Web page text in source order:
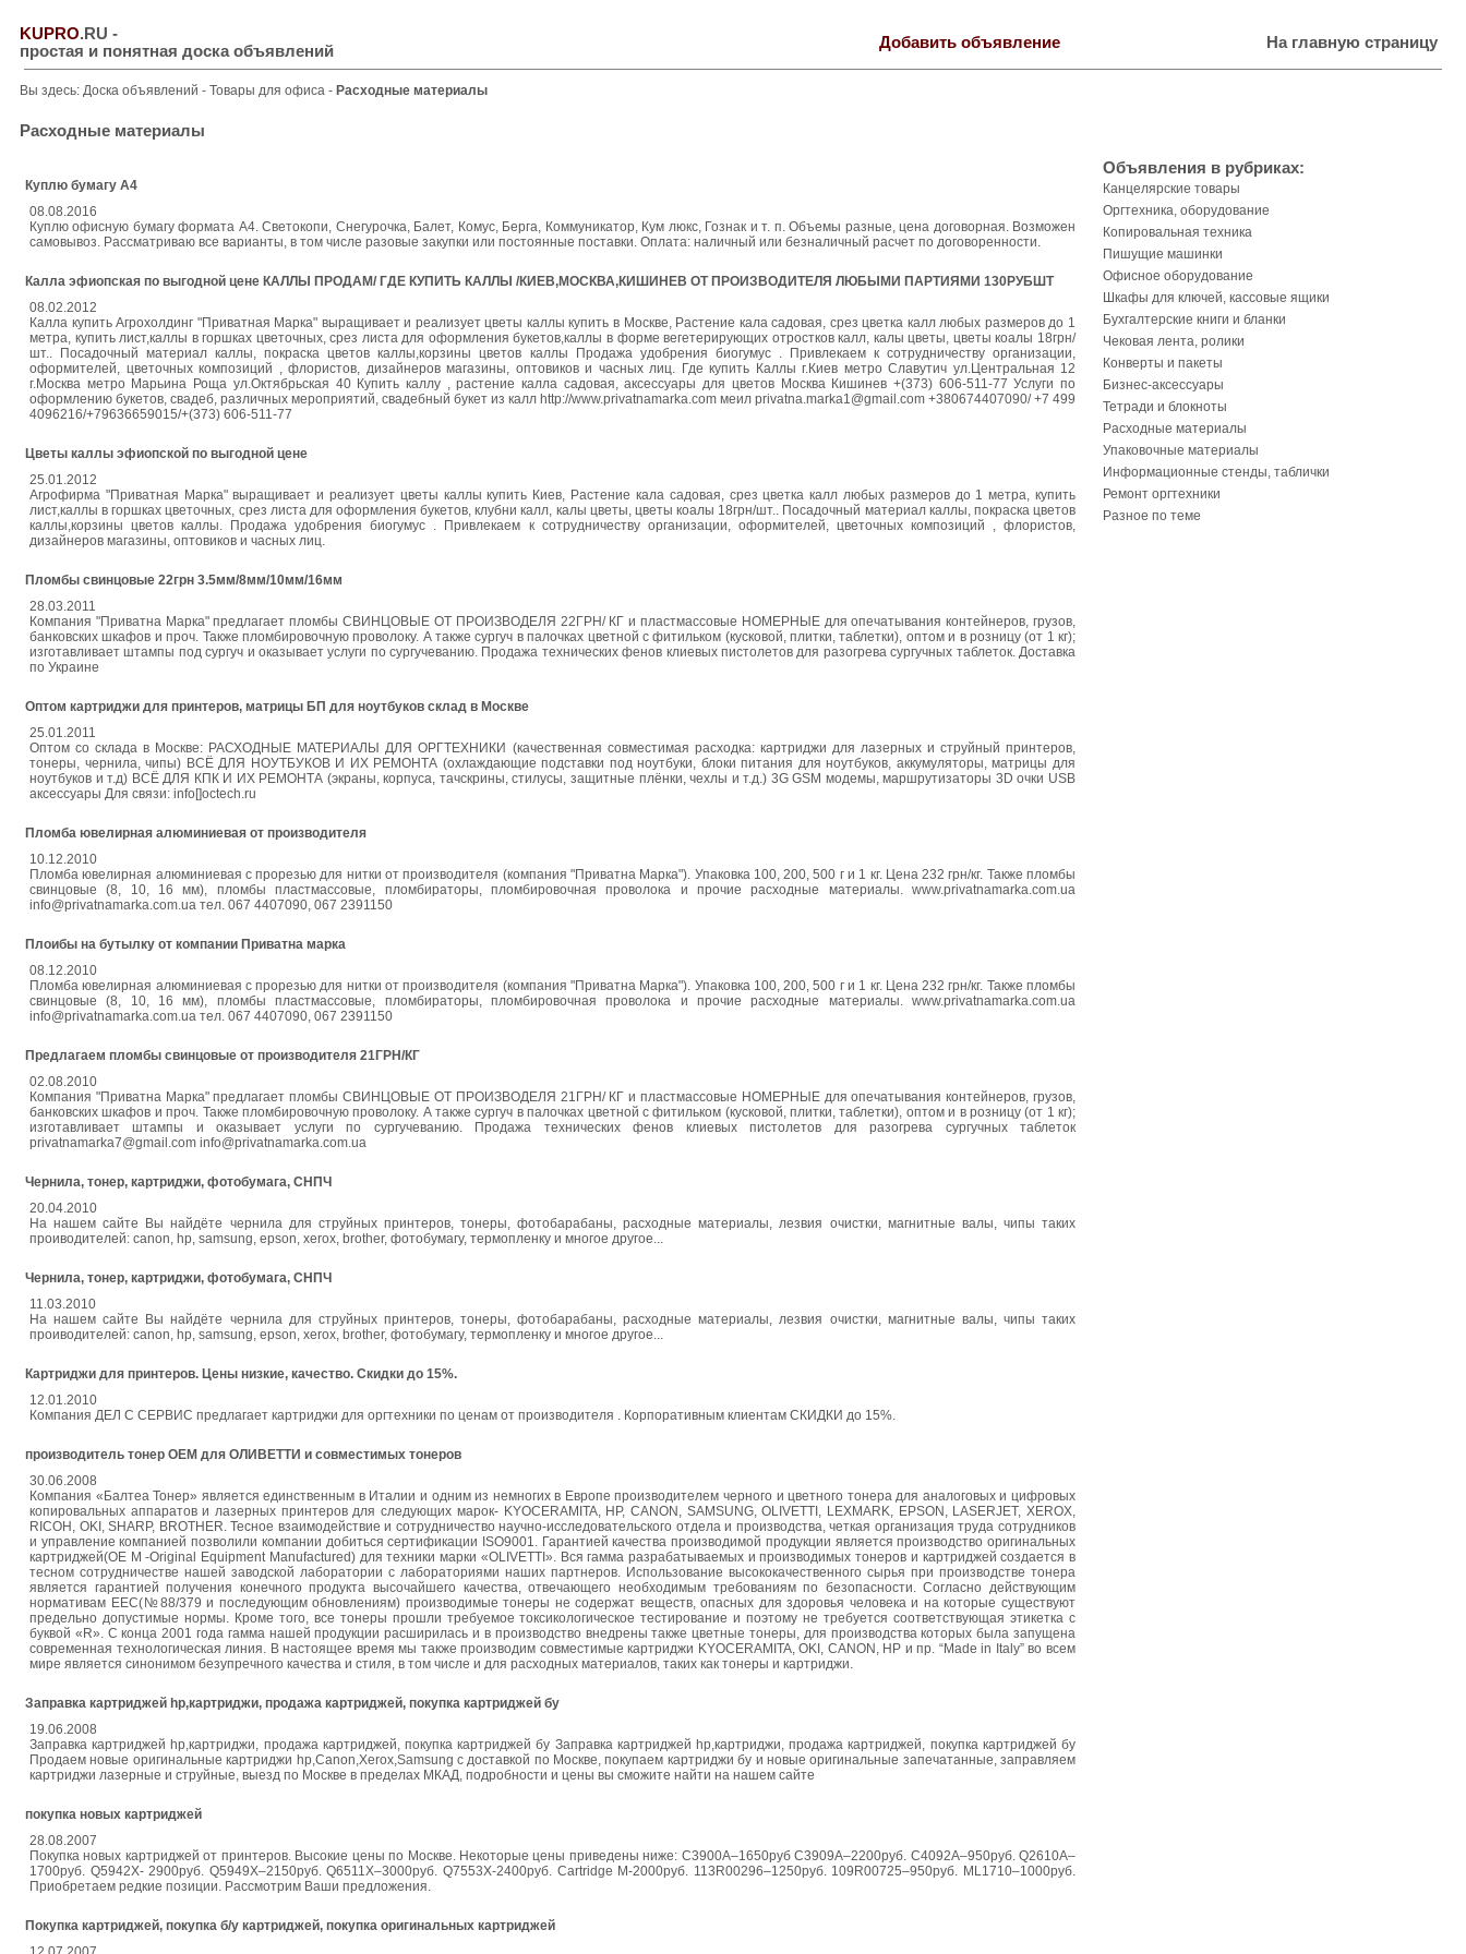
KUPRO.RU -
простая и понятная доска объявлений
Добавить объявление На главную страницу
Вы здесь: Доска объявлений - Товары для офиса - Расходные материалы
Расходные материалы
Куплю бумагу А4
08.08.2016
Куплю офисную бумагу формата А4. Светокопи, Снегурочка, Балет, Комус, Берга, Коммуникатор, Кум люкс, Гознак и т. п. Объемы разные, цена договорная. Возможен
самовывоз. Рассматриваю все варианты, в том числе разовые закупки или постоянные поставки. Оплата: наличный или безналичный расчет по договоренности.
Калла эфиопская по выгодной цене КАЛЛЫ ПРОДАМ/ ГДЕ КУПИТЬ КАЛЛЫ /КИЕВ,МОСКВА,КИШИНЕВ ОТ ПРОИЗВОДИТЕЛЯ ЛЮБЫМИ ПАРТИЯМИ 130РУБШТ
08.02.2012
Калла купить Агрохолдинг "Приватная Марка" выращивает и реализует цветы каллы купить в Москве, Растение кала садовая, срез цветка калл любых размеров до 1
метра, купить лист,каллы в горшках цветочных, срез листа для оформления букетов,каллы в форме вегетерирующих отростков калл, калы цветы, цветы коалы 18грн/
шт.. Посадочный материал каллы, покраска цветов каллы,корзины цветов каллы Продажа удобрения биогумус . Привлекаем к сотрудничеству организации,
оформителей, цветочных композиций , флористов, дизайнеров магазины, оптовиков и часных лиц. Где купить Каллы г.Киев метро Славутич ул.Центральная 12
г.Москва метро Марьина Роща ул.Октябрьская 40 Купить каллу , растение калла садовая, аксессуары для цветов Москва Кишинев +(373) 606-511-77 Услуги по
оформлению букетов, свадеб, различных мероприятий, свадебный букет из калл http://www.privatnamarka.com меил privatna.marka1@gmail.com +380674407090/ +7 499
4096216/+79636659015/+(373) 606-511-77
Цветы каллы эфиопской по выгодной цене
25.01.2012
Агрофирма "Приватная Марка" выращивает и реализует цветы каллы купить Киев, Растение кала садовая, срез цветка калл любых размеров до 1 метра, купить
лист,каллы в горшках цветочных, срез листа для оформления букетов, клубни калл, калы цветы, цветы коалы 18грн/шт.. Посадочный материал каллы, покраска цветов
каллы,корзины цветов каллы. Продажа удобрения биогумус . Привлекаем к сотрудничеству организации, оформителей, цветочных композиций , флористов,
дизайнеров магазины, оптовиков и часных лиц.
Пломбы свинцовые 22грн 3.5мм/8мм/10мм/16мм
28.03.2011
Компания "Приватна Марка" предлагает пломбы СВИНЦОВЫЕ ОТ ПРОИЗВОДЕЛЯ 22ГРН/ КГ и пластмассовые НОМЕРНЫЕ для опечатывания контейнеров, грузов,
банковских шкафов и проч. Также пломбировочную проволоку. А также сургуч в палочках цветной с фитильком (кусковой, плитки, таблетки), оптом и в розницу (от 1 кг);
изготавливает штампы под сургуч и оказывает услуги по сургучеванию. Продажа технических фенов клиевых пистолетов для разогрева сургучных таблеток. Доставка
по Украине
Оптом картриджи для принтеров, матрицы БП для ноутбуков склад в Москве
25.01.2011
Оптом со склада в Москве: РАСХОДНЫЕ МАТЕРИАЛЫ ДЛЯ ОРГТЕХНИКИ (качественная совместимая расходка: картриджи для лазерных и струйный принтеров,
тонеры, чернила, чипы) ВСЁ ДЛЯ НОУТБУКОВ И ИХ РЕМОНТА (охлаждающие подставки под ноутбуки, блоки питания для ноутбуков, аккумуляторы, матрицы для
ноутбуков и т.д) ВСЁ ДЛЯ КПК И ИХ РЕМОНТА (экраны, корпуса, тачскрины, стилусы, защитные плёнки, чехлы и т.д.) 3G GSM модемы, маршрутизаторы 3D очки USB
аксессуары Для связи: info[]octech.ru
Пломба ювелирная алюминиевая от производителя
10.12.2010
Пломба ювелирная алюминиевая с прорезью для нитки от производителя (компания "Приватна Марка"). Упаковка 100, 200, 500 г и 1 кг. Цена 232 грн/кг. Также пломбы
свинцовые (8, 10, 16 мм), пломбы пластмассовые, пломбираторы, пломбировочная проволока и прочие расходные материалы. www.privatnamarka.com.ua
info@privatnamarka.com.ua тел. 067 4407090, 067 2391150
Плоибы на бутылку от компании Приватна марка
08.12.2010
Пломба ювелирная алюминиевая с прорезью для нитки от производителя (компания "Приватна Марка"). Упаковка 100, 200, 500 г и 1 кг. Цена 232 грн/кг. Также пломбы
свинцовые (8, 10, 16 мм), пломбы пластмассовые, пломбираторы, пломбировочная проволока и прочие расходные материалы. www.privatnamarka.com.ua
info@privatnamarka.com.ua тел. 067 4407090, 067 2391150
Предлагаем пломбы свинцовые от производителя 21ГРН/КГ
02.08.2010
Компания "Приватна Марка" предлагает пломбы СВИНЦОВЫЕ ОТ ПРОИЗВОДЕЛЯ 21ГРН/ КГ и пластмассовые НОМЕРНЫЕ для опечатывания контейнеров, грузов,
банковских шкафов и проч. Также пломбировочную проволоку. А также сургуч в палочках цветной с фитильком (кусковой, плитки, таблетки), оптом и в розницу (от 1 кг);
изготавливает штампы и оказывает услуги по сургучеванию. Продажа технических фенов клиевых пистолетов для разогрева сургучных таблеток
privatnamarka7@gmail.com info@privatnamarka.com.ua
Чернила, тонер, картриджи, фотобумага, СНПЧ
20.04.2010
На нашем сайте Вы найдёте чернила для струйных принтеров, тонеры, фотобарабаны, расходные материалы, лезвия очистки, магнитные валы, чипы таких
проиводителей: canon, hp, samsung, epson, xerox, brother, фотобумагу, термопленку и многое другое...
Чернила, тонер, картриджи, фотобумага, СНПЧ
11.03.2010
На нашем сайте Вы найдёте чернила для струйных принтеров, тонеры, фотобарабаны, расходные материалы, лезвия очистки, магнитные валы, чипы таких
проиводителей: canon, hp, samsung, epson, xerox, brother, фотобумагу, термопленку и многое другое...
Картриджи для принтеров. Цены низкие, качество. Скидки до 15%.
12.01.2010
Компания ДЕЛ С СЕРВИС предлагает картриджи для оргтехники по ценам от производителя . Корпоративным клиентам СКИДКИ до 15%.
производитель тонер ОЕМ для ОЛИВЕТТИ и совместимых тонеров
30.06.2008
Компания «Балтеа Тонер» является единственным в Италии и одним из немногих в Европе производителем черного и цветного тонера для аналоговых и цифровых
копировальных аппаратов и лазерных принтеров для следующих марок- KYOCERAMITA, HP, CANON, SAMSUNG, OLIVETTI, LEXMARK, EPSON, LASERJET, XEROX,
RICOH, OKI, SHARP, BROTHER. Тесное взаимодействие и сотрудничество научно-исследовательского отдела и производства, четкая организация труда сотрудников
и управление компанией позволили компании добиться сертификации ISO9001. Гарантией качества производимой продукции является производство оригинальных
картриджей(ОE M -Original Equipment Manufactured) для техники марки «OLIVETTI». Вся гамма разрабатываемых и производимых тонеров и картриджей создается в
тесном сотрудничестве нашей заводской лаборатории с лабораториями наших партнеров. Использование высококачественного сырья при производстве тонера
является гарантией получения конечного продукта высочайшего качества, отвечающего необходимым требованиям по безопасности. Согласно действующим
нормативам ЕЕС(№88/379 и последующим обновлениям) производимые тонеры не содержат веществ, опасных для здоровья человека и на которые существуют
предельно допустимые нормы. Кроме того, все тонеры прошли требуемое токсикологическое тестирование и поэтому не требуется соответствующая этикетка с
буквой «R». С конца 2001 года гамма нашей продукции расширилась и в производство внедрены также цветные тонеры, для производства которых была запущена
современная технологическая линия. В настоящее время мы также производим совместимые картриджи KYOCERAMITA, ОKI, CANON, НР и пр. “Made in Italy” во всем
мире является синонимом безупречного качества и стиля, в том числе и для расходных материалов, таких как тонеры и картриджи.
Заправка картриджей hp,картриджи, продажа картриджей, покупка картриджей бу
19.06.2008
Заправка картриджей hp,картриджи, продажа картриджей, покупка картриджей бу Заправка картриджей hp,картриджи, продажа картриджей, покупка картриджей бу
Продаем новые оригинальные картриджи hp,Canon,Xerox,Samsung с доставкой по Москве, покупаем картриджи бу и новые оригинальные запечатанные, заправляем
картриджи лазерные и струйные, выезд по Москве в пределах МКАД, подробности и цены вы сможите найти на нашем сайте
покупка новых картриджей
28.08.2007
Покупка новых картриджей от принтеров. Высокие цены по Москве. Некоторые цены приведены ниже: С3900А–1650руб C3909A–2200pуб. С4092А–950руб. Q2610A–
1700pуб. Q5942X- 2900pуб. Q5949X–2150pуб. Q6511X–3000pуб. Q7553X-2400руб. Cartridge M-2000pуб. 113R00296–1250pуб. 109R00725–950pуб. ML1710–1000pуб.
Приобретаем редкие позиции. Рассмотрим Ваши предложения.
Покупка картриджей, покупка б/у картриджей, покупка оригинальных картриджей
Объявления в рубриках:
Канцелярские товары
Оргтехника, оборудование
Копировальная техника
Пишущие машинки
Офисное оборудование
Шкафы для ключей, кассовые ящики
Бухгалтерские книги и бланки
Чековая лента, ролики
Конверты и пакеты
Бизнес-аксессуары
Тетради и блокноты
Расходные материалы
Упаковочные материалы
Информационные стенды, таблички
Ремонт оргтехники
Разное по теме